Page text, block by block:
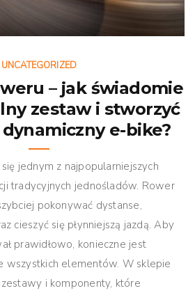
UNCATEGORIZED
– jak świadomie
zestaw i stworzyć
e-bike?
jednym z najpopularniejszych
tradycyjnych jednośladów. Rower
pokonywać dystanse,
cieszyć się płynniejszą jazdą. Aby
prawidłowo, konieczne jest
wszystkich elementów. W sklepie
i komponenty, które